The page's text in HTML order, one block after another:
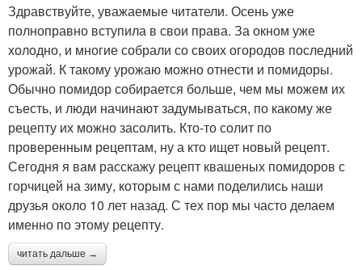
Здравствуйте, уважаемые читатели. Осень уже
полноправно вступила в свои права. За окном уже
холодно, и многие собрали со своих огородов последний
урожай. К такому урожаю можно отнести и помидоры.
Обычно помидор собирается больше, чем мы можем их
съесть, и люди начинают задумываться, по какому же
рецепту их можно засолить. Кто-то солит по
проверенным рецептам, ну а кто ищет новый рецепт.
Сегодня я вам расскажу рецепт квашеных помидоров с
горчицей на зиму, которым с нами поделились наши
друзья около 10 лет назад. С тех пор мы часто делаем
именно по этому рецепту.
читать дальше →